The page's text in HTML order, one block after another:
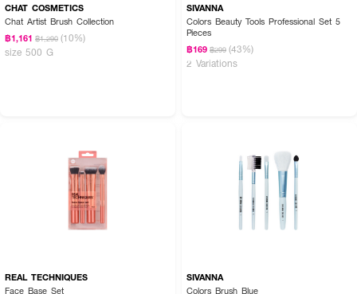
CHAT COSMETICS
Chat Artist Brush Collection
฿1,161 ฿1,290 (10%)
size 500 G
SIVANNA
Colors Beauty Tools Professional Set 5
Pieces
฿169 ฿299 (43%)
2 Variations
REAL TECHNIQUES
Face Base Set
SIVANNA
Colors Brush Blue